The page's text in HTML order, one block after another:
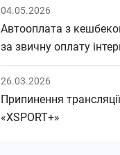
04.05.2026
Автооплата з
за звичну оплату
26.03.2026
Припинення
«XSPORT+»